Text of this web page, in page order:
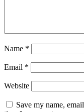
Name *
Email *
Website
Save my name,